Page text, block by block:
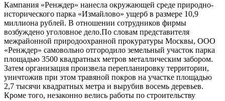
Кампания «Ренждер» нанесла окружающей среде природно-
исторического парка «Измайлово» ущерб в размере 10,9
миллиона рублей. В отношении сотрудников фирмы
возбуждено уголовное дело.По словам представителя
межрайонной природоохранной прокуратуры Москвы, ООО
«Ренждер» самовольно отгородило земельный участок парка
площадью 3500 квадратных метров металлическим забором.
Затем организация произвела перепланировку территории,
уничтожив при этом травяной покров на участке площадью
2,7 тысячи квадратных метра и вырубив восемь деревьев.
Кроме того, незаконно велись работы по строительству